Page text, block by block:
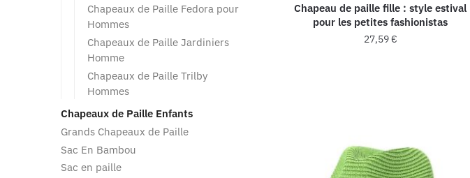
Chapeau de paille fille : style estival
pour les petites fashionistas
27,59€
Chapeaux de Paille Fedora pour
Hommes
Chapeaux de Paille Jardiniers
Homme
Chapeaux de Paille Trilby
Hommes
Chapeaux de Paille Enfants
Grands Chapeaux de Paille
Sac En Bambou
Sac en paille